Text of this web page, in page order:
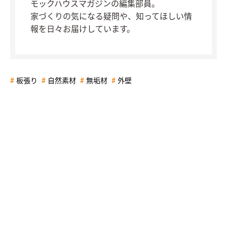
モックハウスマガジンの編集部員。
家づくりの気になる疑問や、知ってほしい情
報を日々お届けしています。
板張り 自然素材 無垢材 外壁